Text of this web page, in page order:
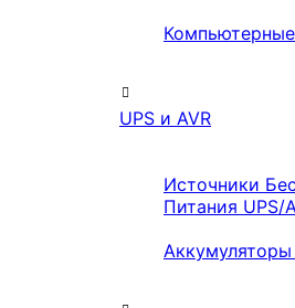
UPS и AVR
Источники
Питания UPS/